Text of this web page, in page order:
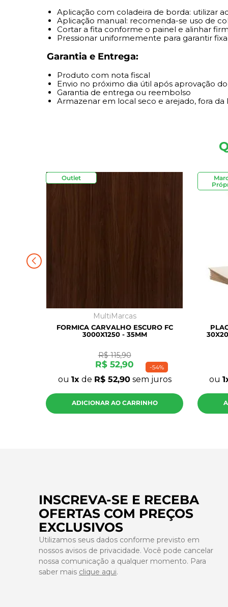
Aplicação com coladeira de borda: utilizar
Aplicação manual: recomenda-se uso de
Cortar a fita conforme o painel e alinhar
Pressionar uniformemente para garantir
Garantia e Entrega:
Produto com nota fiscal
Envio no próximo dia útil após aprovação
Garantia de entrega ou reembolso
Armazenar em local seco e arejado, fora da
-54%
Outlet
MultiMarcas
FORMICA CARVALHO ESCURO FC
3000X1250 - 35MM
R$ 115,90
R$ 52,90
ou 1 de R$ 52,90sem juros
ADICIONAR AO CARRINHO
ou1
INSCREVA-SE E RECEBA
OFERTAS COM PREÇOS
EXCLUSIVOS
Utilizamos seus dados conforme previsto em
nossos avisos de privacidade. Você pode cancelar
nossa comunicação a qualquer momento. Para
saber mais clique aqui.